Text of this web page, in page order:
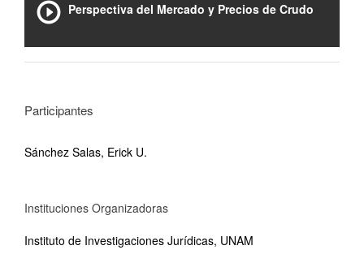
Perspectiva del Mercado y Precios de Crudo
Participantes
Sánchez Salas, Erick U.
Instituciones Organizadoras
Instituto de Investigaciones Jurídicas, UNAM